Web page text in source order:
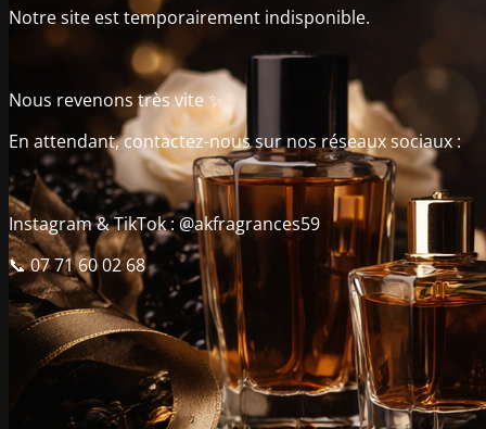
Notre site est temporairement indisponible.
Nous revenons très vite ✨
En attendant, contactez-nous sur nos réseaux sociaux :
Instagram & TikTok : @akfragrances59
📞 07 71 60 02 68